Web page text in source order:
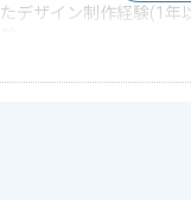
デザイン制作経験(1年
る方へ